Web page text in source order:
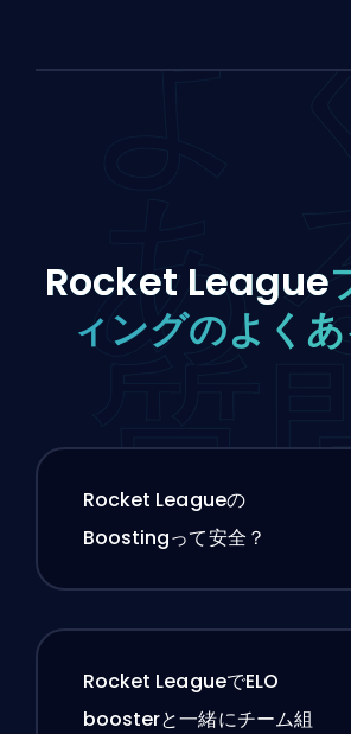
よ
あ
質
Rocket League
ィングのよく
Rocket Leagueの
Boostingって安全？
Rocket LeagueでELO
boosterと一緒にチーム組